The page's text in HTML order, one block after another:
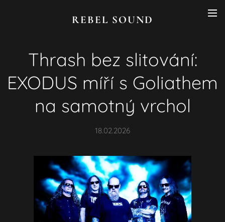
REBEL SOUND
Thrash bez slitování:
EXODUS míří s Goliathem
na samotný vrchol
18.02.2026